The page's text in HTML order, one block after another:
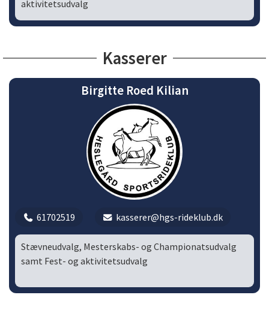
aktivitetsudvalg
Kasserer
Birgitte Roed Kilian
61702519 kasserer@hgs-rideklub.dk
Stævneudvalg, Mesterskabs- og Championatsudvalg
samt Fest- og aktivitetsudvalg